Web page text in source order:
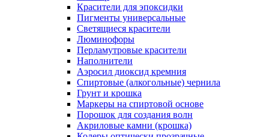
Красители для эпоксидки
Пигменты универсальные
Светящиеся красители
Люминофоры
Перламутровые красители
Наполнители
Аэросил диоксид кремния
Спиртовые (алкогольные) чернила
Грунт и крошка
Маркеры на спиртовой основе
Порошок для создания волн
Акриловые камни (крошка)